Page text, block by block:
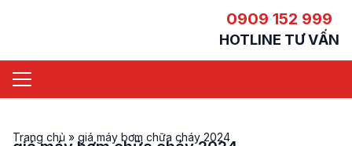
0909 152 999
HOTLINE TƯ VẤN
Trang chủ » giá máy bơm chữa cháy 2024